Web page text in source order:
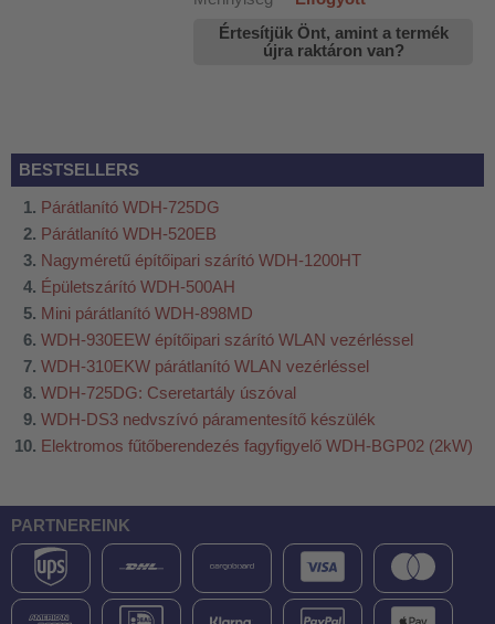
Értesítjük Önt, amint a termék
újra raktáron van?
BESTSELLERS
Párátlanító WDH-725DG
Párátlanító WDH-520EB
Nagyméretű építőipari szárító WDH-1200HT
Épületszárító WDH-500AH
Mini párátlanító WDH-898MD
WDH-930EEW építőipari szárító WLAN vezérléssel
WDH-310EKW párátlanító WLAN vezérléssel
WDH-725DG: Cseretartály úszóval
WDH-DS3 nedvszívó páramentesítő készülék
Elektromos fűtőberendezés fagyfigyelő WDH-BGP02 (2kW)
PARTNEREINK